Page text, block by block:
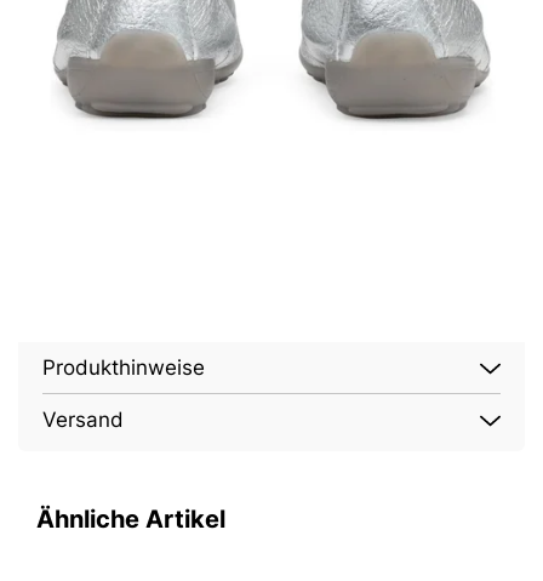
Produkthinweise
Versand
Ähnliche Artikel